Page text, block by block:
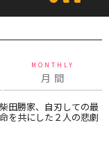
MONTHLY
月 間
田勝家、自刃しての最
を共にした２人の悲劇